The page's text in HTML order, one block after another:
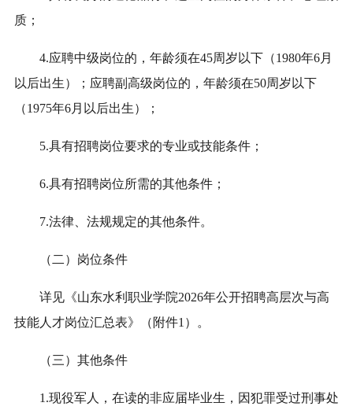
质；
4.应聘中级岗位的，年龄须在45周岁以下（1980年6月
以后出生）；应聘副高级岗位的，年龄须在50周岁以下
（1975年6月以后出生）；
5.具有招聘岗位要求的专业或技能条件；
6.具有招聘岗位所需的其他条件；
7.法律、法规规定的其他条件。
（二）岗位条件
详见《山东水利职业学院2026年公开招聘高层次与高
技能人才岗位汇总表》（附件1）。
（三）其他条件
1.现役军人，在读的非应届毕业生，因犯罪受过刑事处